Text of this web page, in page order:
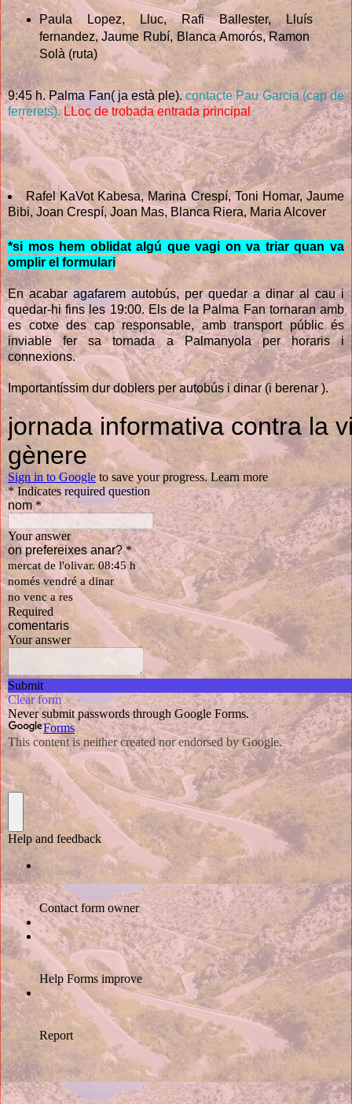
Paula Lopez, Lluc, Rafi Ballester, Lluís
fernandez, Jaume Rubí, Blanca Amorós, Ramon
Solà (ruta)
9:45 h. Palma Fan( ja està ple).contacte Pau Garcia (cap de
ferrerets). LLoc de trobada entrada principal
Rafel KaVot Kabesa, Marina Crespí, Toni Homar, Jaume
Bibi, Joan Crespí, Joan Mas, Blanca Riera, Maria Alcover
*si mos hem oblidat algú que vagi on va triar quan va
omplir el formulari
En acabar agafarem autobús, per quedar a dinar al cau i
quedar-hi fins les 19:00. Els de la Palma Fan tornaran amb
es cotxe des cap responsable, amb transport públic és
inviable fer sa tornada a Palmanyola per horaris i
connexions.
Importantíssim dur doblers per autobús i dinar (i berenar ).